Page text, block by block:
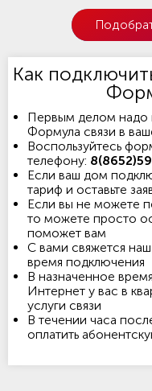
Как
Первым делом надо
Формула связи в
Воспользуйтесь
телефону:
Если ваш дом
тариф и оставьте
Если вы не можете
то можете просто
поможет вам
С вами свяжется
время подключения
В назначенное
Интернет у вас в
услуги связи
В течении часа
оплатить